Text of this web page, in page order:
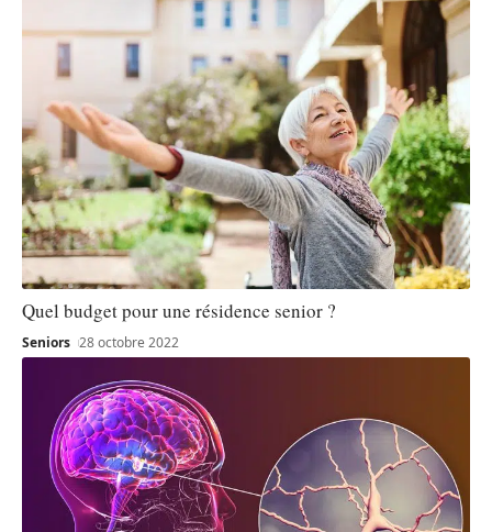
Quel budget pour une résidence senior ?
Seniors 28 octobre 2022